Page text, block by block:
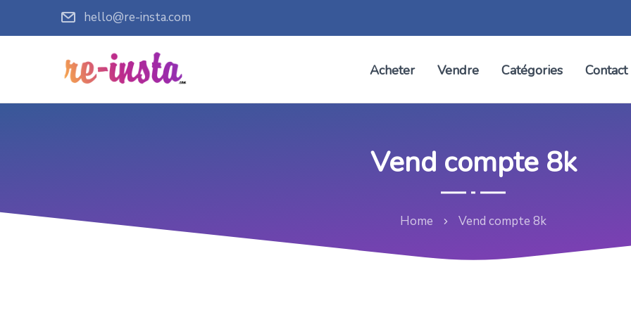
hello@re-insta.com
Acheter Vendre Catégories Contact
Vend compte 8k
Home Vend compte 8k